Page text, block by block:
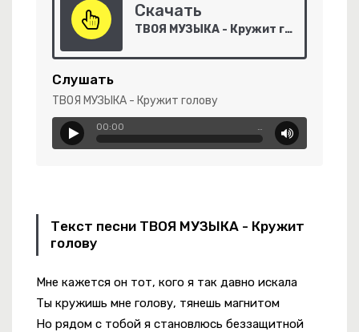
Скачать
ТВОЯ МУЗЫКА - Кружит голову
Слушать
ТВОЯ МУЗЫКА - Кружит голову
00:00 …
Текст песни ТВОЯ МУЗЫКА - Кружит
голову
Мне кажется он тот, кого я так давно искала
Ты кружишь мне голову, тянешь магнитом
Но рядом с тобой я становлюсь беззащитной
Бойся Ночи, Я С Тобой
-Когда-То